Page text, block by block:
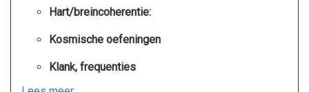
Hart/breincoherentie:
Kosmische oefeningen
Klank, frequenties